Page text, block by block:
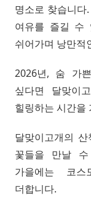
명소로 찾습니다
여유를 즐길 수
쉬어가며 낭만적
2026년, 숨 가
싶다면 달맞이
힐링하는 시간을
달맞이고개의
꽃들을 만날
가을에는 코
더합니다.